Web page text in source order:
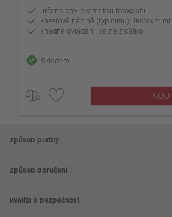
určeno pro: okamžitou fotografii
kazetové náplně (typ filmu): instax™
snadné ovládání, selfie zrcátko
Skladem
Způsob platby
Způsob doručení
Kvalita a bezpečnost